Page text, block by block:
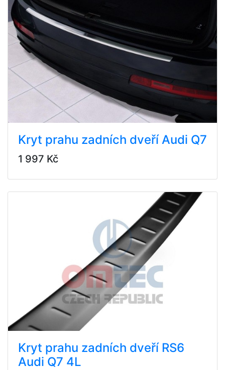
Kryt prahu zadních dveří Audi Q7
1 997 Kč
Kryt prahu zadních dveří RS6
Audi Q7 4L